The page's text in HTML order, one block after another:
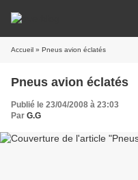
Accueil » Pneus avion éclatés
Pneus avion éclatés
Publié le 23/04/2008 à 23:03
Par G.G